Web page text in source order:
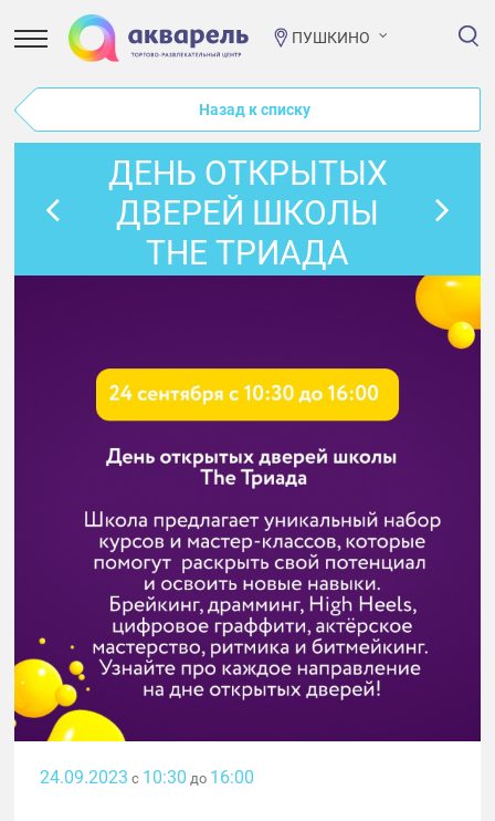
ПУШКИНО
Назад к списку
ДЕНЬ ОТКРЫТЫХ
ДВЕРЕЙ ШКОЛЫ
THE ТРИАДА
24.09.2023 с 10:30 до 16:00